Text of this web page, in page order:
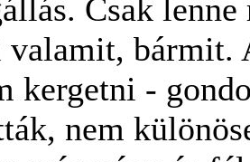
Csak
bármit.
kergetni -
nem